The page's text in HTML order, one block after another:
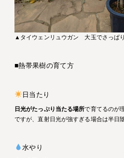
▲タイウェンリュウガン 大玉でさっぱ
■熱帯果樹の育て方
日当たり
日光がたっぷり当たる場所で育てるのが
ですが、直射日光が強すぎる場合は半日
水やり